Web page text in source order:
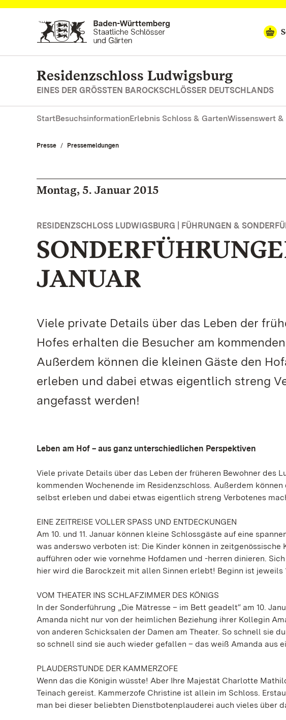
Zum Hauptinhalt springen
Residenzschloss Ludwigsburg
EINES DER GRÖSSTEN BAROCKSCHLÖSSER DEUTSCHLANDS
StartBesuchsinformationErlebnis Schloss & GartenWissenswert &
Presse Pressemeldungen
Montag, 5. Januar 2015
RESIDENZSCHLOSS LUDWIGSBURG | FÜHRUNGEN &
JANUAR
Viele private Details über das Leben der
Hofes erhalten die Besucher am
Außerdem können die kleinen Gäste den
erleben und dabei etwas eigentlich streng
angefasst werden!
Leben am Hof – aus ganz unterschiedlichen Perspektiven
Viele private Details über das Leben der früheren Bewohner des
kommenden Wochenende im Residenzschloss. Außerdem
selbst erleben und dabei etwas eigentlich streng Verbotenes
EINE ZEITREISE VOLLER SPASS UND ENTDECKUNGEN
Am 10. und 11. Januar können kleine Schlossgäste auf eine
was anderswo verboten ist: Die Kinder können in
aufführen oder wie vornehme Hofdamen und -herren dinieren.
hier wird die Barockzeit mit allen Sinnen erlebt! Beginn ist jeweils
VOM THEATER INS SCHLAFZIMMER DES KÖNIGS
In der Sonderführung „Die Mätresse – im Bett geadelt“ am 10.
Amanda nicht nur von der heimlichen Beziehung ihrer Kollegin
von anderen Schicksalen der Damen am Theater. So schnell sie
so schnell sind sie auch wieder gefallen – das weiß Amanda aus
PLAUDERSTUNDE DER KAMMERZOFE
Wenn das die Königin wüsste! Aber Ihre Majestät Charlotte
Teinach gereist. Kammerzofe Christine ist allein im Schloss.
man bei dieser beliebten Dienstbotenplauderei auch vieles über